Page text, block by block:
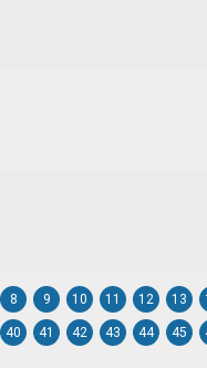
8 9 10 11 12 13
40 41 42 43 44 45